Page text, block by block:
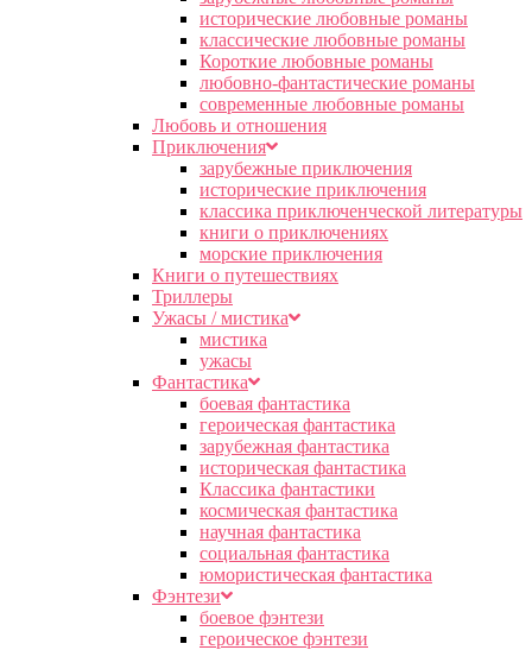
исторические любовные романы
классические любовные романы
Короткие любовные романы
любовно-фантастические романы
современные любовные романы
Любовь и отношения
Приключения
зарубежные приключения
исторические приключения
классика приключенческой литературы
книги о приключениях
морские приключения
Книги о путешествиях
Триллеры
Ужасы / мистика
мистика
ужасы
Фантастика
боевая фантастика
героическая фантастика
зарубежная фантастика
историческая фантастика
Классика фантастики
космическая фантастика
научная фантастика
социальная фантастика
юмористическая фантастика
Фэнтези
боевое фэнтези
героическое фэнтези